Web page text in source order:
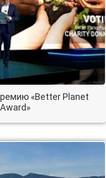
«Better Planet